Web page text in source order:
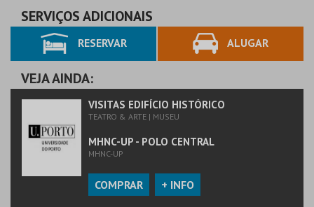
SERVIÇOS ADICIONAIS
RESERVAR ALUGAR
VEJA AINDA:
VISITAS EDIFÍCIO HISTÓRICO
TEATRO & ARTE | MUSEU
MHNC-UP - POLO CENTRAL
MHNC-UP
COMPRAR + INFO